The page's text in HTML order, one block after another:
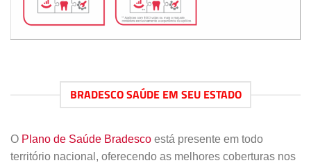
BRADESCO SAÚDE EM SEU ESTADO
O Plano de Saúde Bradesco está presente em todo
território nacional, oferecendo as melhores coberturas nos